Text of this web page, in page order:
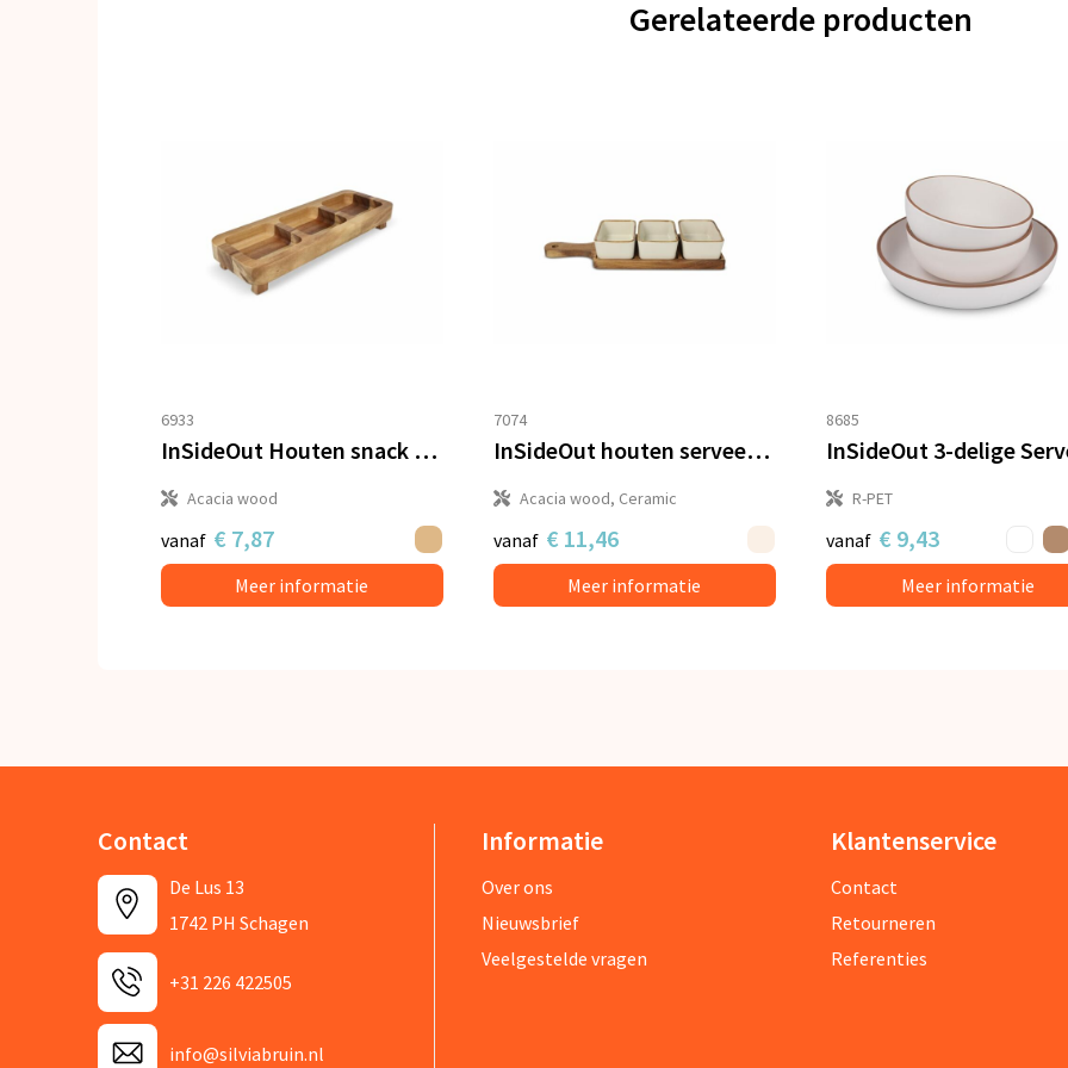
Gerelateerde producten
6933
InSideOut Houten snack tafeltje, 35cm
Acacia wood
vanaf € 7,87
Meer informatie
7074
InSideOut houten serveerplank met 3 keramische schaaltjes
Acacia wood, Ceramic
vanaf € 11,46
Meer informatie
8685
R-PET
vanaf € 9,43
Meer informatie
Contact
De Lus 13
1742 PH Schagen
+31 226 422505
info@silviabruin.nl
Informatie
Over ons
Nieuwsbrief
Veelgestelde vragen
Klantenservice
Contact
Retourneren
Referenties